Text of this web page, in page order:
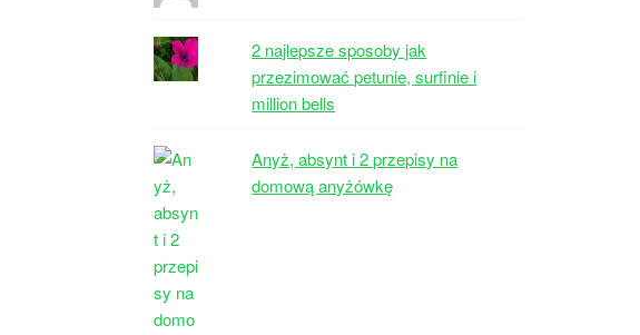
2 najlepsze sposoby jak
przezimować petunie, surfinie i
million bells
Anyż, absynt i 2 przepisy na
domową anyżówkę